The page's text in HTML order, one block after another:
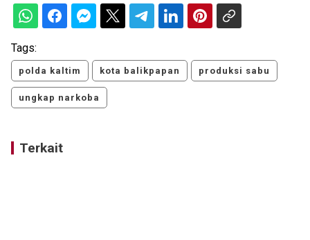
Tags:
polda kaltim kota balikpapan produksi sabu
ungkap narkoba
Terkait